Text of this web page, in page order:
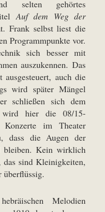
selten gehörtes
Auf dem Weg der
Frank selbst liest die
Programmpunkte vor.
sich besser mit
auszukennen. Das
auch die
wird später Mängel
schließen sich dem
hier die 08/15-
Konzerte im Theater
dass die Augen der
bleiben. Kein wirklich
das sind Kleinigkeiten,
überflüssig.
Melodien